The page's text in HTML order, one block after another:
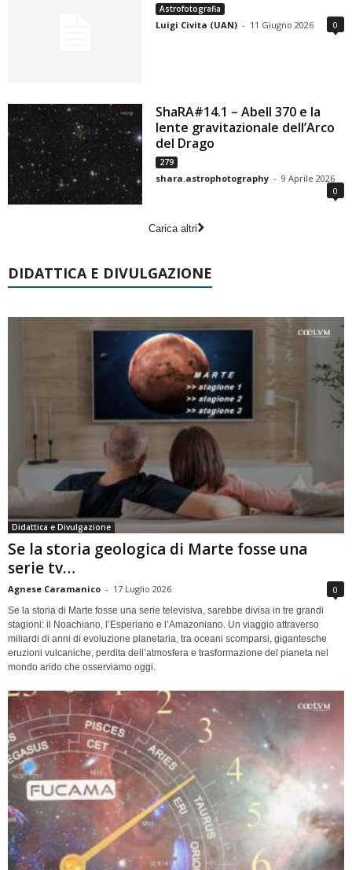
Astrofotografia
Luigi Civita (UAN) - 11 Giugno 2026 0
ShaRA#14.1 – Abell 370 e la
lente gravitazionale dell’Arco
del Drago
279
shara.astrophotography - 9 Aprile 2026
0
Carica altri
DIDATTICA E DIVULGAZIONE
Didattica e Divulgazione
Se la storia geologica di Marte fosse una
serie tv…
Agnese Caramanico - 17 Luglio 2026 0
Se la storia di Marte fosse una serie televisiva, sarebbe divisa in tre grandi
stagioni: il Noachiano, l’Esperiano e l’Amazoniano. Un viaggio attraverso
miliardi di anni di evoluzione planetaria, tra oceani scomparsi, gigantesche
eruzioni vulcaniche, perdita dell’atmosfera e trasformazione del pianeta nel
mondo arido che osserviamo oggi.